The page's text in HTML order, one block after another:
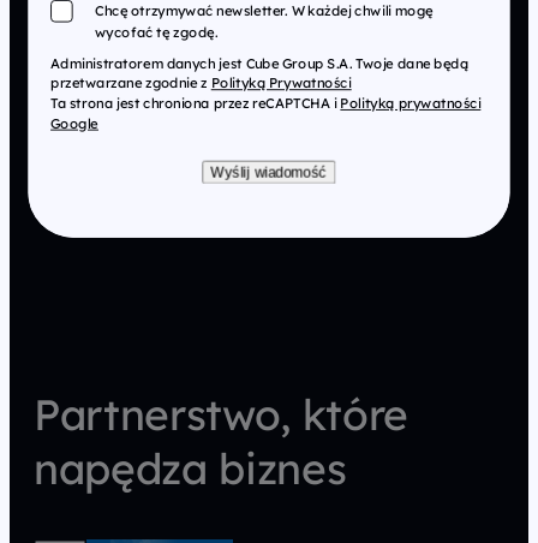
Chcę otrzymywać newsletter. W każdej chwili mogę
wycofać tę zgodę.
Administratorem danych jest Cube Group S.A. Twoje dane będą
przetwarzane zgodnie z Polityką Prywatności
Ta strona jest chroniona przez reCAPTCHA i Polityką prywatności
Google
Wyślij wiadomość
Partnerstwo, które
napędza biznes